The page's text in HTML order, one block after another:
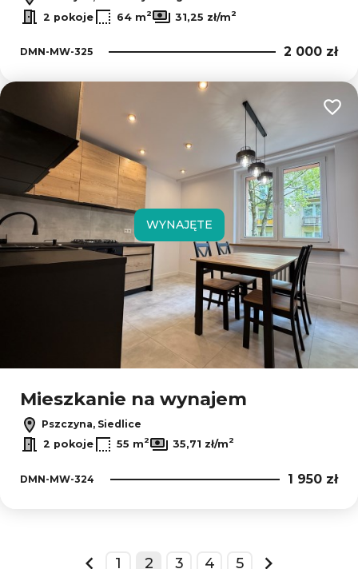
2 pokoje
64 m2 31,25 zł/m2
DMN-MW-325 2 000 zł
WYNAJĘTE
Mieszkanie na wynajem
Pszczyna, Siedlice
2 pokoje
55 m2 35,71 zł/m2
DMN-MW-324 1 950 zł
1 2 3 4 5